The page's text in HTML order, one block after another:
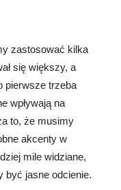
zastosować kilka
się większy, a
pierwsze trzeba
wpływają na
to, że musimy
akcenty w
mile widziane,
być jasne odcienie.